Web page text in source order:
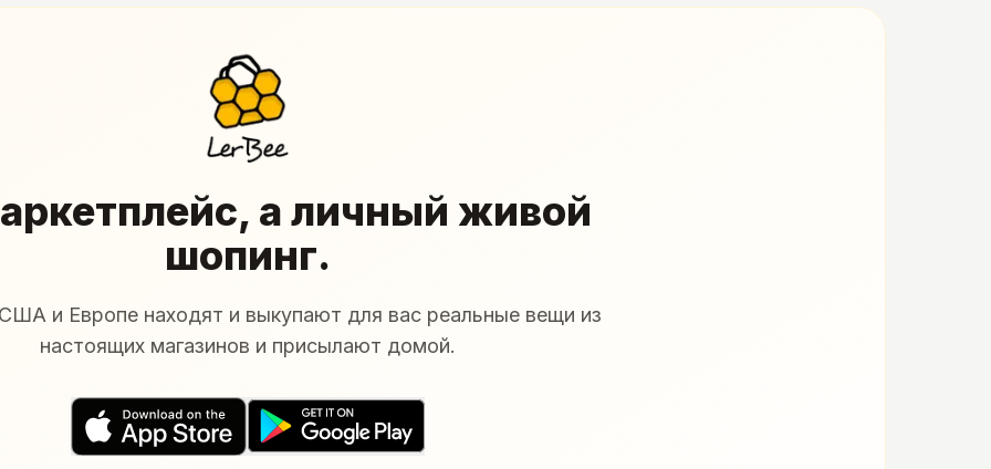
а личный живой
шопинг.
и Европе находят и выкупают для вас реальные вещи из
настоящих магазинов и присылают домой.